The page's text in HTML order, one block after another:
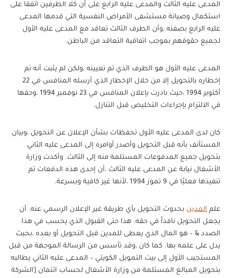
المدعى عليه الثالث والمدعى عليه الرابع على أن كلا الطرفين اتفقا على
استكمال وصيانة مستشفى الأمراض النفسية التي قدمها المدعى
عليه الرابع بصفته ،وأن الطرف الثالث تعاقد مع المدعى عليه الأول
لجميع حقوقهم بموجب اتفاقية التعاقد من الباطن.
المدعى عليه الأول هو الطرف الذي تم تعيينه ،ولكن لم يثبت أنه تم
إخطاره بالتحويل إلا من خلال الإخطار الذي أرسله المنافس في 22
أكتوبر 1994 ،حيث بادرت بإعلان المنافس في 23 نوفمبر 1994 ،وحقها
في الالتزام بإجراءات التخليص قبل التنازل.
كان لدى المدعى عليه الأول تحفظات بشأن الإعلان عن التحويل ،وبيان
المستأنف بأنه قبل التحويل وأصدر أوامره إلى المدعى عليه الثاني
بتحويل جميع المدفوعات المستلمة منه إلى الثالث. وأكدت وزارة
الأشغال نيابة عن المدعى عليه الثالث ،أن إحدى هذه الدفعات تم
تنفيذها فعليًا في 9 تموز 1994 ،لأنها غير كافية وبسرعة.
علم المدين بحدوث التحويل بأي طريقة غير الإعلان الرسمي عنه. أن
يجعل التحويل نافذاً في حقه. هذا حتى القبول الذي يحسب في هذا
الصدد & – هو المال الذي يعطى للمدين قبل التحويل أو بعده ،بحيث
يدل على علمه بها. كما كان ،وقد تأسس من الرسالة الموجهة من قبل
المستجيب الأول إلى بيت التمويل الكويتي – المدعى عليه الثاني يطالبه
بتحويل المبالغ المستلمة من وزارة الأشغال لحساب ائتمان [الشركة